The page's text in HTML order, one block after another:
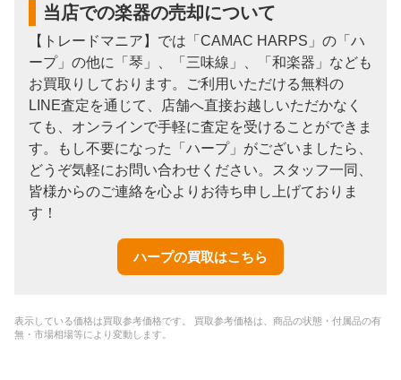
当店での楽器の売却について
【トレードマニア】では「CAMAC HARPS」の「ハ
ープ」の他に「琴」、「三味線」、「和楽器」なども
お買取りしております。ご利用いただける無料の
LINE査定を通じて、店舗へ直接お越しいただかなく
ても、オンラインで手軽に査定を受けることができま
す。もし不要になった「ハープ」がございましたら、
どうぞ気軽にお問い合わせください。スタッフ一同、
皆様からのご連絡を心よりお待ち申し上げておりま
す！
ハープの買取はこちら
表示している価格は買取参考価格です。 買取参考価格は、商品の状態・付属品の有
無・市場相場等により変動します。